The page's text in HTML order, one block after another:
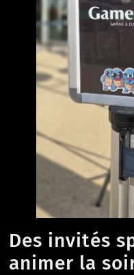
Des invités
animer la